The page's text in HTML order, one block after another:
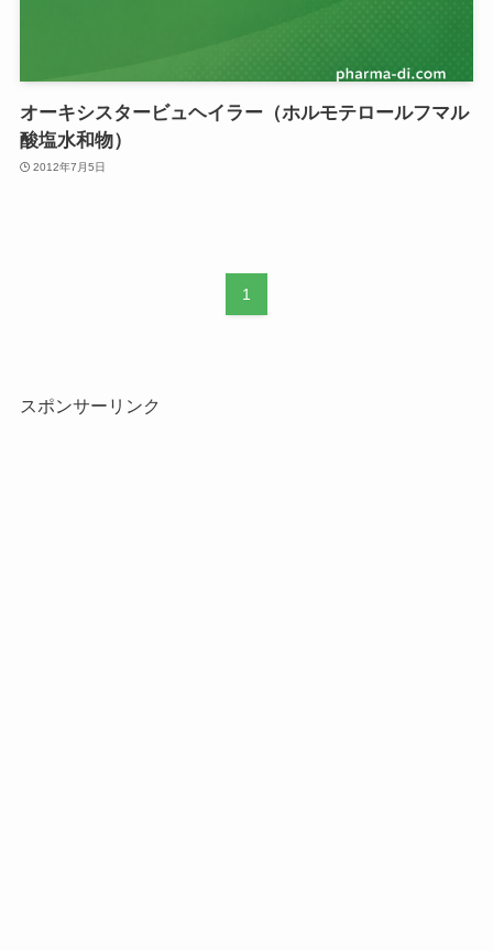
オーキシスタービュヘイラー（ホルモテロールフマル
酸塩水和物）
2012年7月5日
1
スポンサーリンク